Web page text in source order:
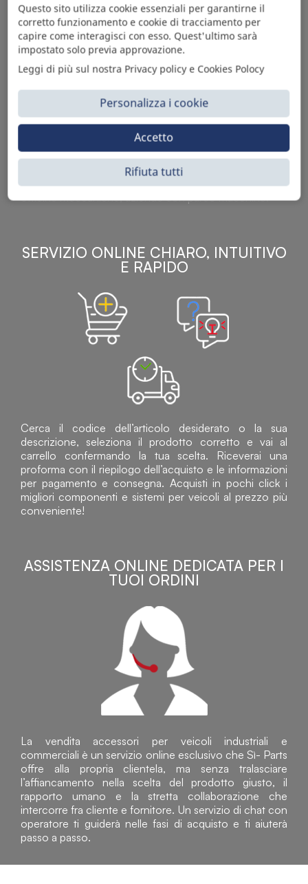
Sì Parts S.r.l. è leader nella distribuzione e vendita di
accessori per veicoli off-highway. Riconosciuto in tutto
il mondo per l’elevato standard qualitativo dei prodotti a
catalogo, attraverso la vendita B2B del ricco
assortimento di articoli originali rivolti a ricambisti,
officine meccaniche, aziende con parco macchine.
SERVIZIO ONLINE CHIARO, INTUITIVO
E RAPIDO
Cerca il codice dell’articolo desiderato o la sua
descrizione, seleziona il prodotto corretto e vai al
carrello confermando la tua scelta. Riceverai una
proforma con il riepilogo dell’acquisto e le informazioni
per pagamento e consegna. Acquisti in pochi click i
migliori componenti e sistemi per veicoli al prezzo più
conveniente!
ASSISTENZA ONLINE DEDICATA PER I
TUOI ORDINI
La vendita accessori per veicoli industriali e
commerciali è un servizio online esclusivo che Sì- Parts
offre alla propria clientela, ma senza tralasciare
l’affiancamento nella scelta del prodotto giusto, il
rapporto umano e la stretta collaborazione che
intercorre fra cliente e fornitore. Un servizio di chat con
operatore ti guiderà nelle fasi di acquisto e ti aiuterà
passo a passo.
Questo sito utilizza cookie essenziali per garantirne il
corretto funzionamento e cookie di tracciamento per
capire come interagisci con esso. Quest'ultimo sarà
impostato solo previa approvazione.
Leggi di più sul nostra Privacy policy e Cookies Polocy
Personalizza i cookie
Rifiuta tutti
Accetto